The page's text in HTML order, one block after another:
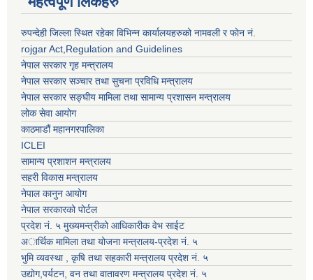
रुपन्देही जिल्ला स्थित रहेका विभिन्न कार्यालयहरुको नामवली र फाेन न‌ं.
rojgar Act,Regulation and Guidelines
नेपाल सरकार गृह मन्त्रालय
नेपाल सरकार सञ्चार तथा सुचना प्रविधि मन्त्रालय
नेपाल सरकार सङ्घीय मामिला तथा सामान्य प्रशासन मन्त्रालय
लोक सेवा आयोग
काठमाडौं महानगरपालिका
ICLEI
सामान्य प्रशाशन मन्त्रालय
सहरी विकास मन्त्रालय
नेपाल कानुन आयोग
नेपाल सरकारको पोर्टल
प्रदेश नं. ५ मुख्यमन्त्रीको आधिकारीक वेभ साईट
अार्थिक मामिला तथा योजना मन्त्रालय-प्रदेश नं. ५
भुमि व्यवस्था , कृषि तथा सहकारी मन्त्रालय प्रदेश नं. ५
उद्याेग,पर्यटन, वन तथा वातावरण मन्त्रालय प्रदेश नं. ५